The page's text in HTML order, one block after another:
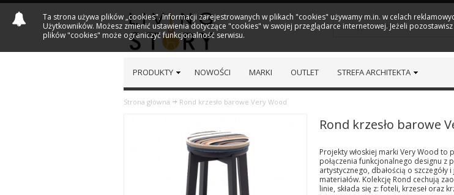
PRODUKTY NOWOŚCI MARKI OUTLET STREFA ARCHITEKTA
Strona główna Rond krzesło barowe Very Wood
Rond krzesło barowe
Projekty włoskiej marki Very Wood to
połączenia funkcjonalnego designu z
artystycznego, dbałością o szczegóły
materiałów. Kolekcję Rond cechują
linie, składa się z: foteli, krzeseł oraz
Ta strona używa plików „cookies". Informacji zarejestrowanych w plikach "cookies" używamy m.in. w celach
Użytkowników. Możesz zmienić ustawienia dotyczące "cookies" w swojej przeglądarce internetowej. Jeżeli
plików "cookies" może ograniczyć funkcjonalność serwisu.